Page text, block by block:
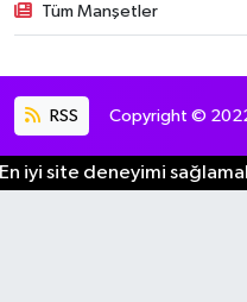
Tüm Manşetler
RSS Copyright © 2022.
En iyi site deneyimi